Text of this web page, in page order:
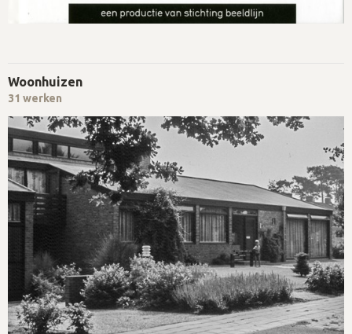
Woonhuizen
31 werken